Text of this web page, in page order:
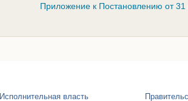
Приложение к Постановлению от
Исполнительная власть